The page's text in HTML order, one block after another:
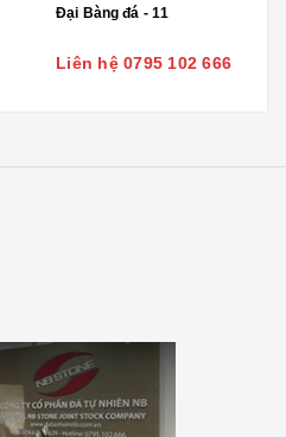
Đại Bàng đá - 11
Liên hệ 0795 102 666